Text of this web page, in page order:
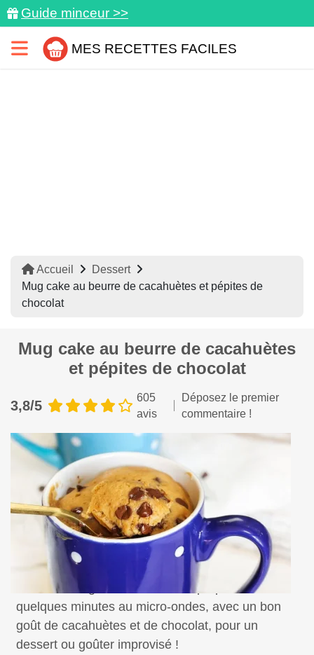
Guide minceur >>
MES RECETTES FACILES
Accueil
Dessert
Mug cake au beurre de cacahuètes et pépites de
chocolat
Mug cake au beurre de cacahuètes
et pépites de chocolat
3,8/5
605
avis
Déposez le premier
commentaire !
Un délicieux gâteau individuel à préparer en
quelques minutes au micro-ondes, avec un bon
goût de cacahuètes et de chocolat, pour un
dessert ou goûter improvisé !